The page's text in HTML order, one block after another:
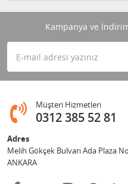
Kampanya ve
Müşteri Hizmetleri
0312 385 52 81
Adres
Melih Gökçek Bulvarı Ada Plaza
ANKARA